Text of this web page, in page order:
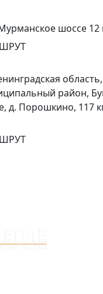
шоссе 12
область,
район,
д. Порошкино, 117